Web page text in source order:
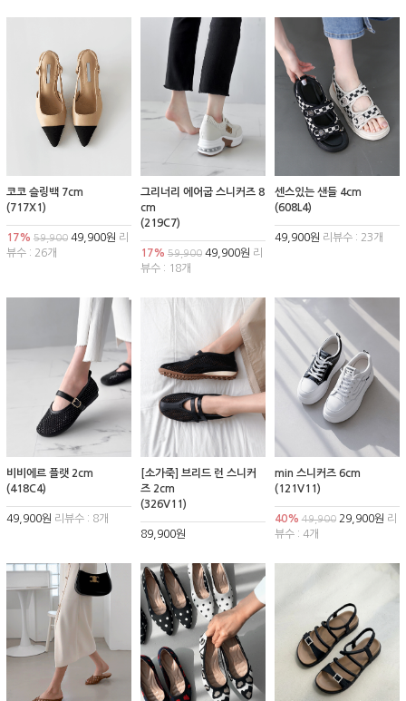
코코 슬링백 7cm
(717X1)
17% 59,900 49,900원 리
뷰수 : 26개
그리너리 에어굽 스니커즈 8
cm
(219C7)
17% 59,90049,900원 리
뷰수 : 18개
센스있는 샌들 4cm
(608L4)
49,900원 리뷰수 : 23개
비비에르 플랫 2cm
(418C4)
49,900원 리뷰수 : 8개
[소가죽] 브리드 런 스니커
즈 2cm
(326V11)
89,900원
min 스니커즈 6cm
(121V11)
40% 49,90029,900원 리
뷰수 : 4개